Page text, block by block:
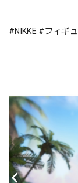
#NIKKE #フィギ